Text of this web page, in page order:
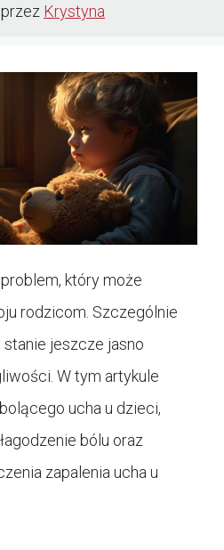
przez Krystyna
który może
rodzicom. Szczególnie
jeszcze jasno
W tym artykule
ucha u dzieci,
bólu oraz
zapalenia ucha u